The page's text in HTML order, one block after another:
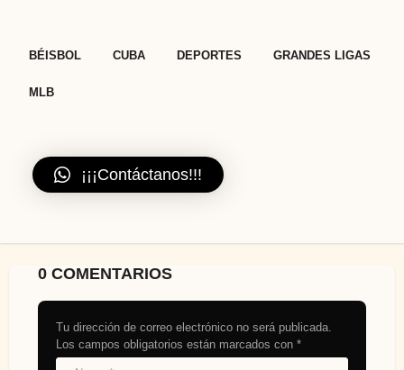
BÉISBOL CUBA DEPORTES GRANDES LIGAS
MLB
¡¡¡Contáctanos!!!
0 COMENTARIOS
Tu dirección de correo electrónico no será publicada.
Los campos obligatorios están marcados con *